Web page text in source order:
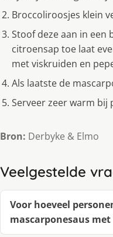
Broccoliroosjes klein
Stoof deze aan in een
citroensap toe laat
met viskruiden en
Als laatste de
Serveer zeer warm bij
Bron: Derbyke & Elmo
Veelgestelde
Voor hoeveel
mascarponesaus